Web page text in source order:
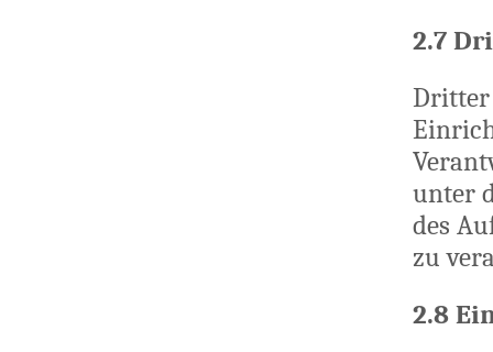
2.7
Dritter
unter
des
zu
2.8